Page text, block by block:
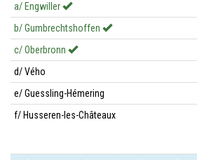
a/ Engwiller
b/ Gumbrechtshoffen
c/ Oberbronn
d/ Vého
e/ Guessling-Hémering
f/ Husseren-les-Châteaux